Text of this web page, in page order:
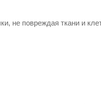
не повреждая ткани и